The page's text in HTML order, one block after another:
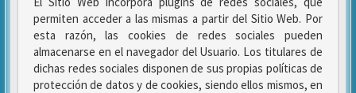
permiten acceder a las mismas a partir del Sitio Web. Por
esta razón, las cookies de redes sociales pueden
almacenarse en el navegador del Usuario. Los titulares de
dichas redes sociales disponen de sus propias políticas de
protección de datos y de cookies, siendo ellos mismos, en